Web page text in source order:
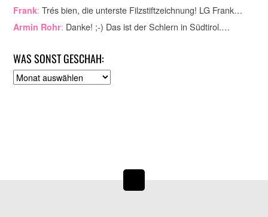
Frank: Trés bien, die unterste Filzstiftzeichnung! LG Frank…
Armin Rohr: Danke! ;-) Das ist der Schlern in Südtirol.…
WAS SONST GESCHAH:
A